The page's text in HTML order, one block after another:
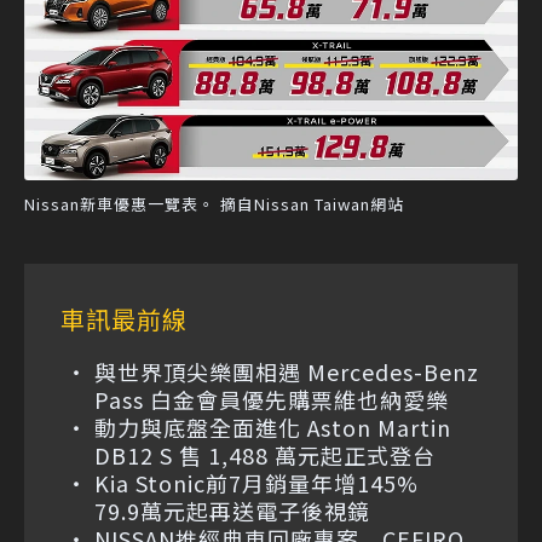
Nissan新車優惠一覽表。 摘自Nissan Taiwan網站
車訊最前線
與世界頂尖樂團相遇 Mercedes-Benz
Pass 白金會員優先購票維也納愛樂
動力與底盤全面進化 Aston Martin
DB12 S 售 1,488 萬元起正式登台
Kia Stonic前7月銷量年增145%
79.9萬元起再送電子後視鏡